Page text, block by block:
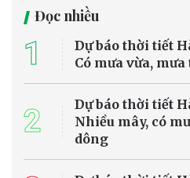
Đọc nhiều
1
Dự báo thời tiết
Có mưa vừa,
2
Dự báo thời tiết
Nhiều mây, có
dông